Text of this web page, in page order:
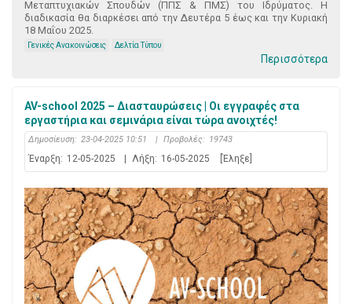
Μεταπτυχιακών Σπουδών (ΠΠΣ & ΠΜΣ) του Ιδρύματος. Η
διαδικασία θα διαρκέσει από την Δευτέρα 5 έως και την Κυριακή
18 Μαΐου 2025.
Γενικές Ανακοινώσεις Δελτία Τύπου
Περισσότερα
AV-school 2025 – Διασταυρώσεις | Οι εγγραφές στα
εργαστήρια και σεμινάρια είναι τώρα ανοιχτές!
Δημοσίευση: 23-04-2025 10:51 | Προβολές: 19743
Έναρξη: 12-05-2025 Λήξη: 16-05-2025 [Έληξε]